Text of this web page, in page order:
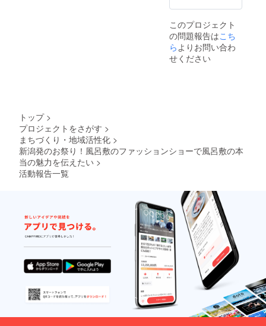
このプロジェクト
の問題報告はこち
ら よりお問い合わ
せください
トップ >
プロジェクトをさがす >
まちづくり・地域活性化 >
新潟発のお祭り！風呂敷のファッションショーで風呂敷の本
当の魅力を伝えたい >
活動報告一覧